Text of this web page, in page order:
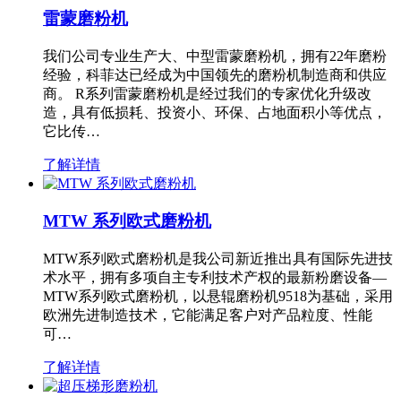
雷蒙磨粉机
我们公司专业生产大、中型雷蒙磨粉机，拥有22年磨粉
经验，科菲达已经成为中国领先的磨粉机制造商和供应
商。 R系列雷蒙磨粉机是经过我们的专家优化升级改
造，具有低损耗、投资小、环保、占地面积小等优点，
它比传…
了解详情
MTW 系列欧式磨粉机
MTW系列欧式磨粉机是我公司新近推出具有国际先进技
术水平，拥有多项自主专利技术产权的最新粉磨设备—
MTW系列欧式磨粉机，以悬辊磨粉机9518为基础，采用
欧洲先进制造技术，它能满足客户对产品粒度、性能
可…
了解详情